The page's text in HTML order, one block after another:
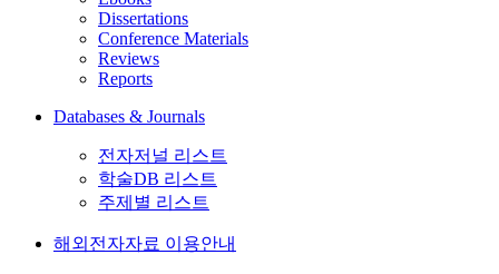
Dissertations
Conference Materials
Reviews
Reports
Databases & Journals
전자저널 리스트
학술DB 리스트
주제별 리스트
해외전자자료 이용안내